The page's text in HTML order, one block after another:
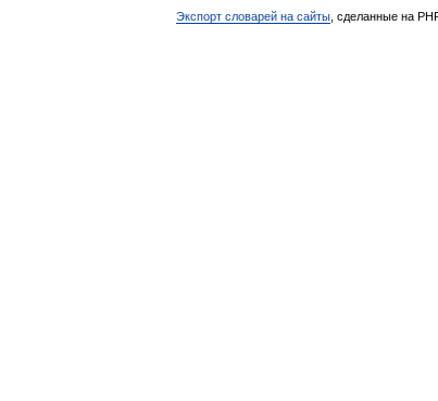
Экспорт словарей на сайты , сделанные на